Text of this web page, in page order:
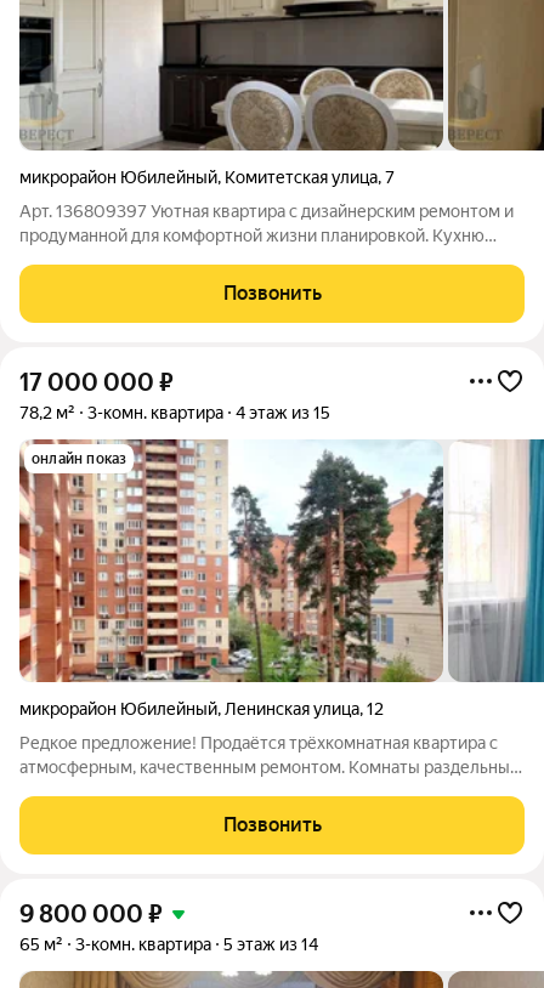
микрорайон Юбилейный, Комитетская улица,7
Арт. 136809397 Уютная квартира с дизайнерским ремонтом и
продуманной для комфортной жизни планировкой. Кухню
наполненное воздухом и светом, где можно провести время
всей семьей, встретить праздники,
Позвонить
17 000 000 ₽
78,2 м² 3-комн. квартира 4 этаж из 15
онлайн показ
микрорайон Юбилейный, Ленинская улица,12
Редкое предложение! Продаётся трёхкомнатная квартира с
атмосферным, качественным ремонтом. Комнаты раздельные,
лоджии с подогревом. Два санузла - с ванной и душевой,
кладовая-постирочная.
Позвонить
9 800 000 ₽
65 м² 3-комн. квартира 5 этаж из 14